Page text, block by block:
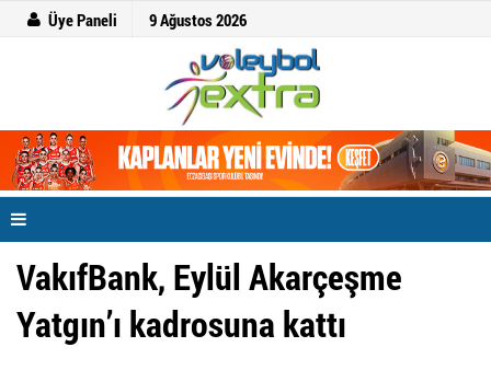
Üye Paneli 9 Ağustos 2026
VakıfBank, Eylül Akarçeşme
Yatgın’ı kadrosuna kattı